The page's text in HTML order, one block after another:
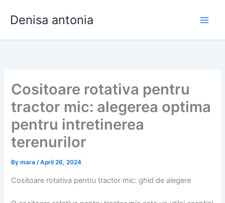
Denisa antonia
Cositoare rotativa pentru
tractor mic: alegerea optima
pentru intretinerea
terenurilor
Bymara/April 26, 2024
Cositoare rotativa pentru tractor mic: ghid de alegere